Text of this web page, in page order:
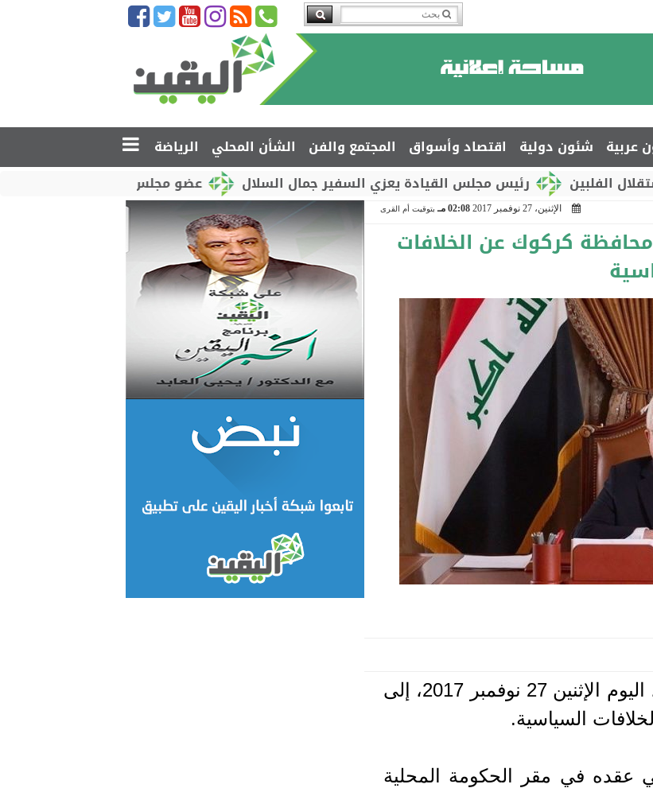
عربية شئون دولية اقتصاد وأسواق المجتمع والفن الشأن المحلي
الرياضة
عضو مجلس القيادة محمود الصبيحي يدشّن
رئيس مجلس القيادة يعزي السفير جمال السلال
الإثنين، 27 نوفمبر 2017 02:08 مـ بتوقيت أم القرى
محافظة كركوك عن الخلافات
دعا الرئيس العراقي فؤاد معصوم، اليوم الإثنين 27 نوفمبر 2017، إلى
السياسية.
في مقر الحكومة المحلية